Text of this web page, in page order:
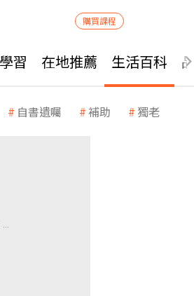
購買課程
習 在地推薦 生活百科
自書遺囑 補助 獨老